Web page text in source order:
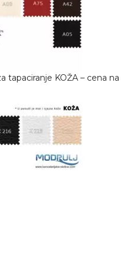
tapaciranje KOŽA – cena